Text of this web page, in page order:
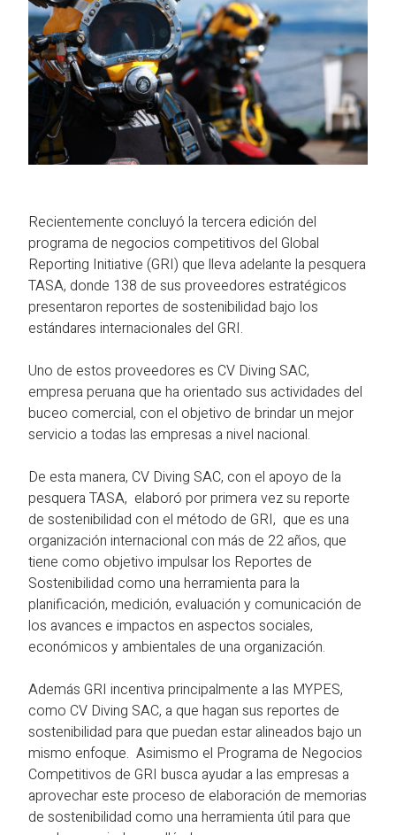
Recientemente concluyó la tercera edición del
programa de negocios competitivos del Global
Reporting Initiative (GRI) que lleva adelante la pesquera
TASA, donde 138 de sus proveedores estratégicos
presentaron reportes de sostenibilidad bajo los
estándares internacionales del GRI.
Uno de estos proveedores es CV Diving SAC,
empresa peruana que ha orientado sus actividades del
buceo comercial, con el objetivo de brindar un mejor
servicio a todas las empresas a nivel nacional.
De esta manera, CV Diving SAC, con el apoyo de la
pesquera TASA, elaboró por primera vez su reporte
de sostenibilidad con el método de GRI, que es una
organización internacional con más de 22 años, que
tiene como objetivo impulsar los Reportes de
Sostenibilidad como una herramienta para la
planificación, medición, evaluación y comunicación de
los avances e impactos en aspectos sociales,
económicos y ambientales de una organización.
Además GRI incentiva principalmente a las MYPES,
como CV Diving SAC, a que hagan sus reportes de
sostenibilidad para que puedan estar alineados bajo un
mismo enfoque. Asimismo el Programa de Negocios
Competitivos de GRI busca ayudar a las empresas a
aprovechar este proceso de elaboración de memorias
de sostenibilidad como una herramienta útil para que